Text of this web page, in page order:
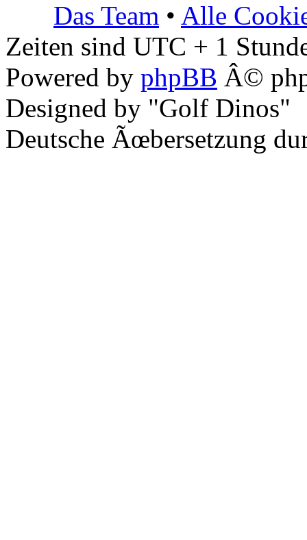
Das Team • Alle
Zeiten sind UTC + 1
Powered by phpBB Â©
Designed by "Golf Dinos"
Deutsche Ãœbersetzung